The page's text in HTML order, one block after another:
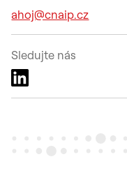
ahoj@cnaip.cz
Sledujte nás